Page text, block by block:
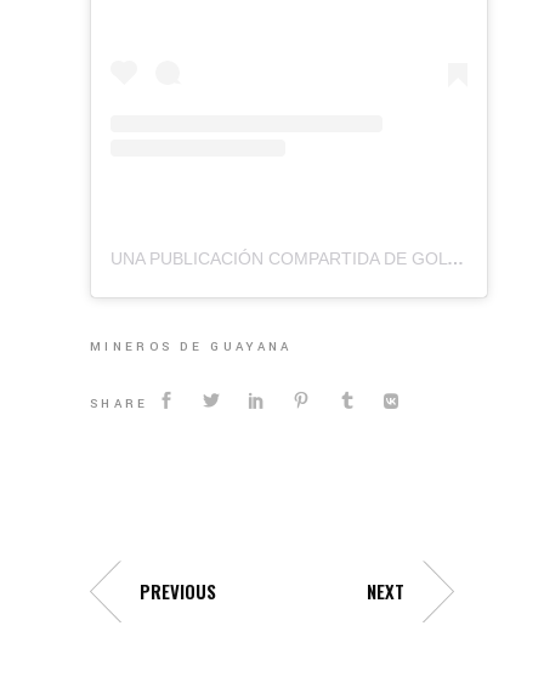
UNA PUBLICACIÓN COMPARTIDA DE GOLTV VENEZUELA (@GOLTVVE)
MINEROS DE GUAYANA
SHARE
PREVIOUS NEXT